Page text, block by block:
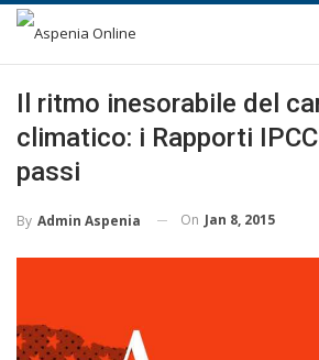
Il ritmo inesorabile del
climatico: i Rapporti
passi
By Admin Aspenia On Jan 8, 2015